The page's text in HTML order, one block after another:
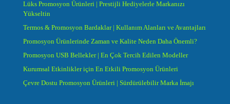
Lüks Promosyon Ürünleri | Prestijli Hediyelerle Markanızı
Yükseltin
Termos & Promosyon Bardaklar | Kullanım Alanları ve Avantajları
Promosyon Ürünlerinde Zaman ve Kalite Neden Daha Önemli?
Promosyon USB Bellekler | En Çok Tercih Edilen Modeller
Kurumsal Etkinlikler için En Etkili Promosyon Ürünleri
Çevre Dostu Promosyon Ürünleri | Sürdürülebilir Marka İmajı